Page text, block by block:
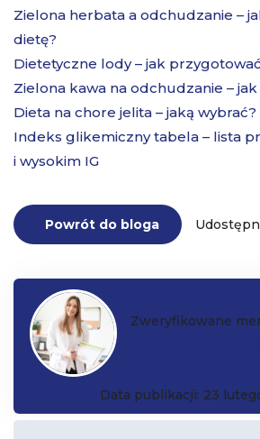
Zielona herbata a odchudzanie –
dietę?
Dietetyczne lody – jak
Zielona kawa na odchudzanie –
Dieta na chore jelita – jaką wybrać?
Indeks glikemiczny tabela – lista
i wysokim IG
Powrót do bloga
Zweryfikowane
Data publikacji: 23